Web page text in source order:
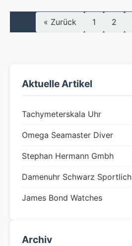
« Zurück 1 2
Aktuelle Artikel
Tachymeterskala Uhr
Omega Seamaster Diver
Stephan Hermann Gmbh
Damenuhr Schwarz Sportlich
James Bond Watches
Archiv